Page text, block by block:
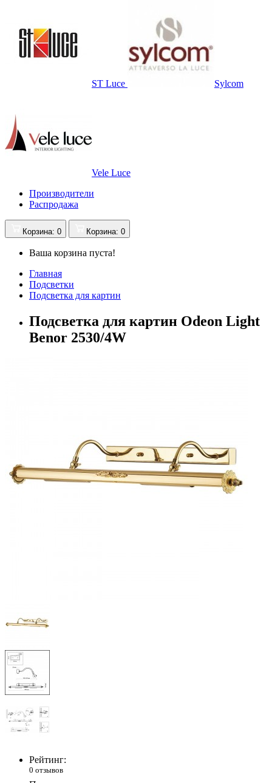
ST Luce Sylcom
Vele Luce
Производители
Распродажа
Корзина: 0 Корзина: 0
Ваша корзина пуста!
Главная
Подсветки
Подсветка для картин
Подсветка для картин Odeon Light
Benor 2530/4W
Рейтинг:
0 отзывов